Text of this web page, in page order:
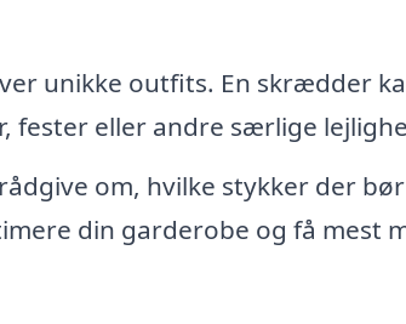
unikke outfits. En skrædder
fester eller andre særlige
om, hvilke stykker der bør
din garderobe og få mest